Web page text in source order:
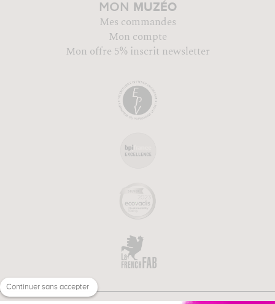
MON MUZÉO
Mes commandes
Mon compte
Mon offre 5% inscrit newsletter
Continuer sans accepter